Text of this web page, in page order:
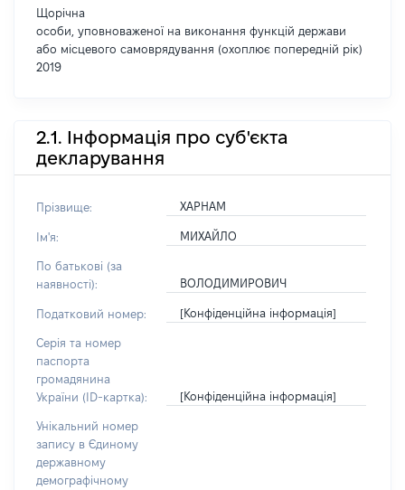
Щорічна
особи, уповноваженої на виконання функцій держави
або місцевого самоврядування (охоплює попередній рік)
2019
2.1. Інформація про суб'єкта
декларування
Прізвище: ХАРНАМ
Ім'я: МИХАЙЛО
По батькові (за
наявності):
ВОЛОДИМИРОВИЧ
Податковий номер: [Конфіденційна інформація]
Серія та номер
паспорта
громадянина
України (ID-картка):
[Конфіденційна інформація]
Унікальний номер
запису в Єдиному
державному
демографічному